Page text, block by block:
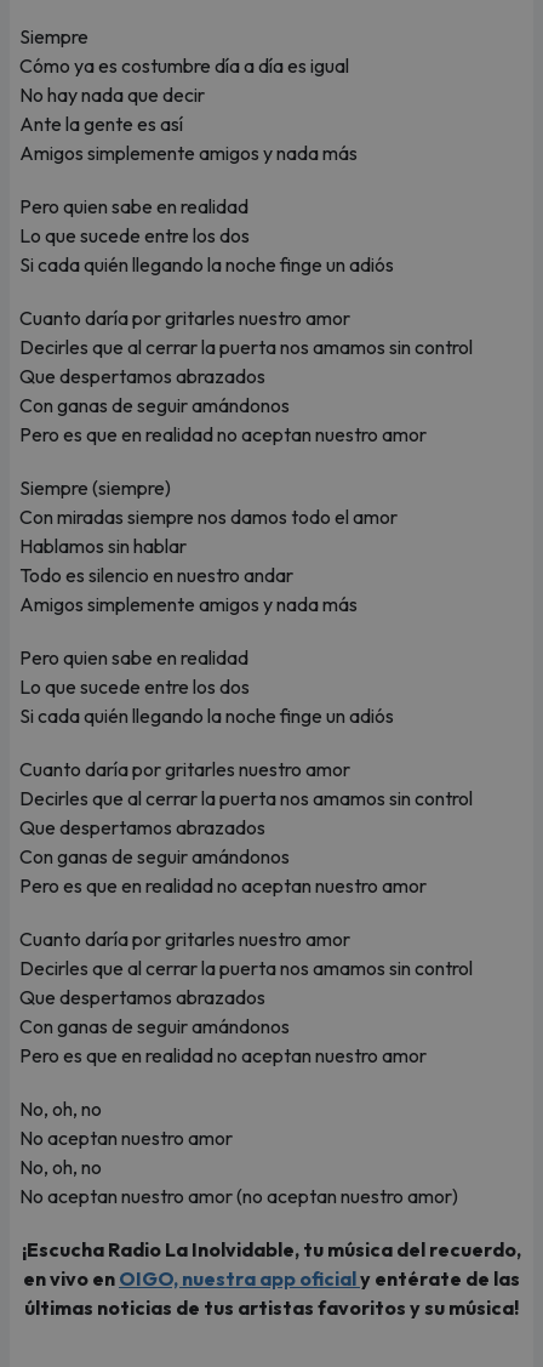
Siempre
Cómo ya es costumbre día a día es igual
No hay nada que decir
Ante la gente es así
Amigos simplemente amigos y nada más
Pero quien sabe en realidad
Lo que sucede entre los dos
Si cada quién llegando la noche finge un adiós
Cuanto daría por gritarles nuestro amor
Decirles que al cerrar la puerta nos amamos sin control
Que despertamos abrazados
Con ganas de seguir amándonos
Pero es que en realidad no aceptan nuestro amor
Siempre (siempre)
Con miradas siempre nos damos todo el amor
Hablamos sin hablar
Todo es silencio en nuestro andar
Amigos simplemente amigos y nada más
Pero quien sabe en realidad
Lo que sucede entre los dos
Si cada quién llegando la noche finge un adiós
Cuanto daría por gritarles nuestro amor
Decirles que al cerrar la puerta nos amamos sin control
Que despertamos abrazados
Con ganas de seguir amándonos
Pero es que en realidad no aceptan nuestro amor
Cuanto daría por gritarles nuestro amor
Decirles que al cerrar la puerta nos amamos sin control
Que despertamos abrazados
Con ganas de seguir amándonos
Pero es que en realidad no aceptan nuestro amor
No, oh, no
No aceptan nuestro amor
No, oh, no
No aceptan nuestro amor (no aceptan nuestro amor)
¡Escucha Radio La Inolvidable, tu música del recuerdo,
en vivo en OIGO, nuestra app oficialy entérate de las
últimas noticias de tus artistas favoritos y su música!